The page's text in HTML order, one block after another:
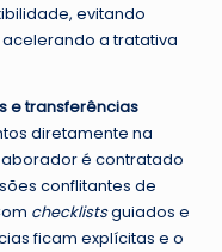
evitando
a tratativa
e transferências
diretamente na
é contratado
conflitantes de
checklistsguiados e
ficam explícitas e o